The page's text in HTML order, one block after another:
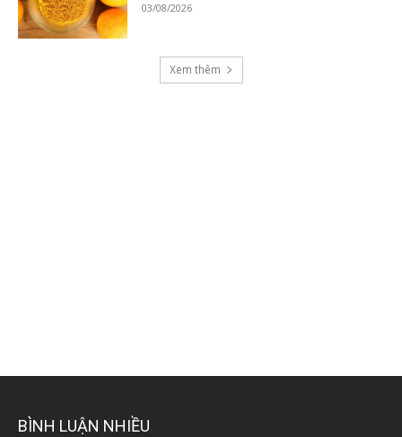
03/08/2026
Xem thêm
BÌNH LUẬN NHIỀU